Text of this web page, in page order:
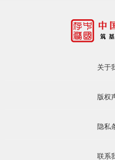
关于
版权
隐私
联系